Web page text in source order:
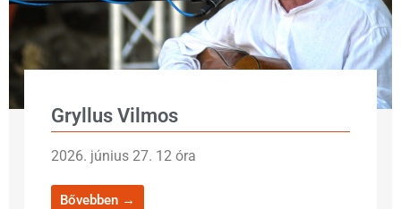
Gryllus Vilmos
2026. június 27. 12 óra
Bővebben →